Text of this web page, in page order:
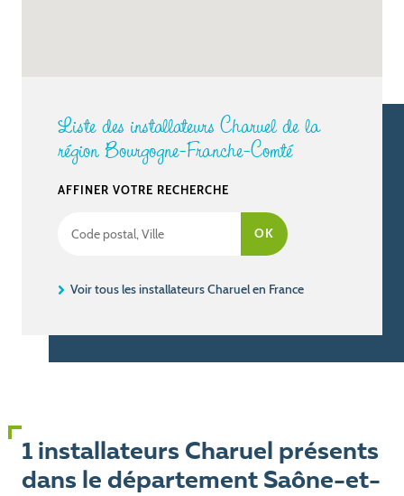
Liste des installateurs Charuel de la
région Bourgogne-Franche-Comté
AFFINER VOTRE RECHERCHE
Voir tous les installateurs Charuel en France
1 installateurs Charuel présents
dans le département Saône-et-